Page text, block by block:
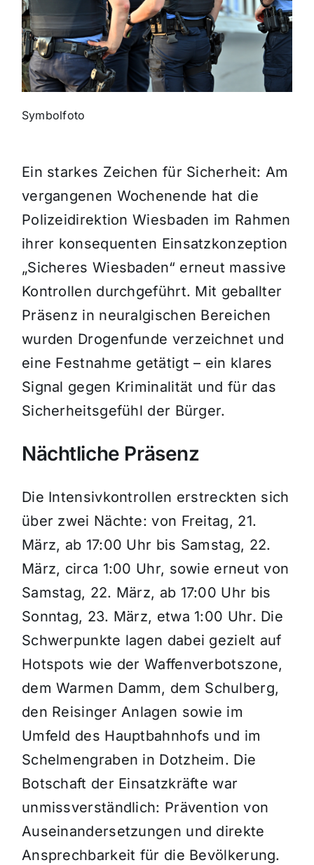
Symbolfoto
Ein starkes Zeichen für Sicherheit: Am
vergangenen Wochenende hat die
Polizeidirektion Wiesbaden im Rahmen
ihrer konsequenten Einsatzkonzeption
„Sicheres Wiesbaden“ erneut massive
Kontrollen durchgeführt. Mit geballter
Präsenz in neuralgischen Bereichen
wurden Drogenfunde verzeichnet und
eine Festnahme getätigt – ein klares
Signal gegen Kriminalität und für das
Sicherheitsgefühl der Bürger.
Nächtliche Präsenz
Die Intensivkontrollen erstreckten sich
über zwei Nächte: von Freitag, 21.
März, ab 17:00 Uhr bis Samstag, 22.
März, circa 1:00 Uhr, sowie erneut von
Samstag, 22. März, ab 17:00 Uhr bis
Sonntag, 23. März, etwa 1:00 Uhr. Die
Schwerpunkte lagen dabei gezielt auf
Hotspots wie der Waffenverbotszone,
dem Warmen Damm, dem Schulberg,
den Reisinger Anlagen sowie im
Umfeld des Hauptbahnhofs und im
Schelmengraben in Dotzheim. Die
Botschaft der Einsatzkräfte war
unmissverständlich: Prävention von
Auseinandersetzungen und direkte
Ansprechbarkeit für die Bevölkerung.